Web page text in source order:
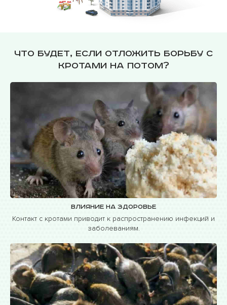
Что будет, если отложить борьбу с
кротами на потом?
Влияние на здоровье
Контакт с кротами приводит к распространению инфекций и
заболеваниям.